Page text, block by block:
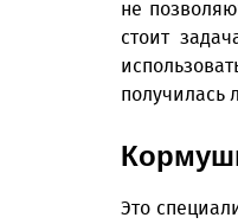
не
стоит
получилась
Это